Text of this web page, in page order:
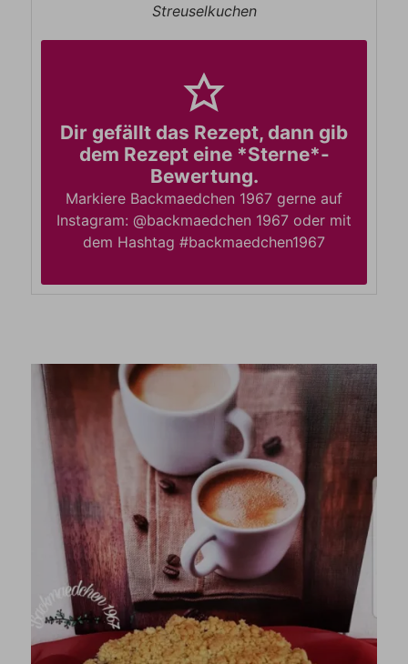
Streuselkuchen
Dir gefällt das Rezept, dann gib
dem Rezept eine *Sterne*-
Bewertung.
Markiere Backmaedchen 1967 gerne auf
Instagram: @backmaedchen 1967 oder mit
dem Hashtag #backmaedchen1967